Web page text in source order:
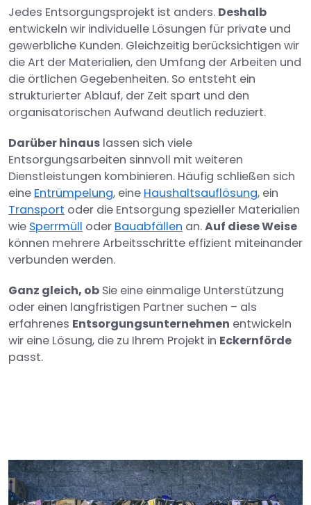
Jedes Entsorgungsprojekt ist anders. Deshalb
entwickeln wir individuelle Lösungen für private und
gewerbliche Kunden. Gleichzeitig berücksichtigen wir
die Art der Materialien, den Umfang der Arbeiten und
die örtlichen Gegebenheiten. So entsteht ein
strukturierter Ablauf, der Zeit spart und den
organisatorischen Aufwand deutlich reduziert.
Darüber hinaus lassen sich viele
Entsorgungsarbeiten sinnvoll mit weiteren
Dienstleistungen kombinieren. Häufig schließen sich
eine Entrümpelung, eine Haushaltsauflösung, ein
Transport oder die Entsorgung spezieller Materialien
wie Sperrmüll oder Bauabfällen an.Auf diese Weise
können mehrere Arbeitsschritte effizient miteinander
verbunden werden.
Ganz gleich, ob Sie eine einmalige Unterstützung
oder einen langfristigen Partner suchen – als
erfahrenes Entsorgungsunternehmen entwickeln
wir eine Lösung, die zu Ihrem Projekt in Eckernförde
passt.